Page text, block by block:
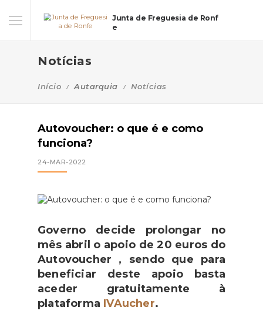
Junta de Freguesia de Ronf
e
Notícias
Início Autarquia Notícias
Autovoucher: o que é e como
funciona?
24-MAR-2022
Governo decide prolongar no
mês abril o apoio de 20 euros do
Autovoucher , sendo que para
beneficiar deste apoio basta
aceder gratuitamente à
plataforma IVAucher.